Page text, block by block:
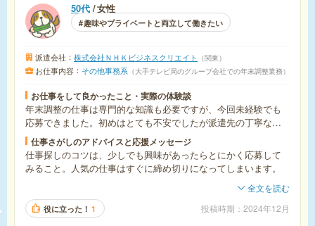
50代 女性
趣味やプライベートと両立して働きたい
派遣会社 株式会社ＮＨＫビジネスクリエイト 関東
お仕事内容 その他事務系 大手テレビ局のグループ会社での年末調整業務
お仕事をして良かったこと・実際の体験談
年末調整の仕事は専門的な知識も必要ですが、今回未経験でも
応募できました。初めはとても不安でしたが派遣先の丁寧な対
応と一緒に働く同僚が良い人ばかりで、最後まで安心して仕事
ができました。最終日はこの仕事に応募して良かったと心から
思えました。
仕事さがしのアドバイスと応援メッセージ
仕事探しのコツは、少しでも興味があったらとにかく応募して
みること。人気の仕事はすぐに締め切りになってしまいます。
全文を読む
役に立った！ 1 投稿時期 2024年12月